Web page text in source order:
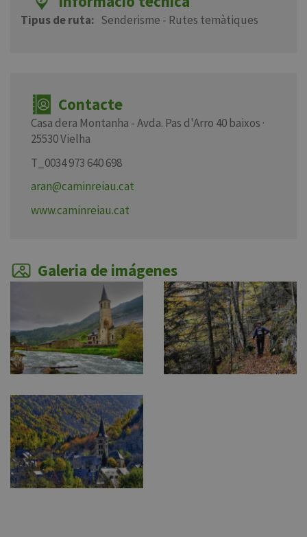
Tipus de ruta Senderisme - Rutes temàtiques
Contacte
Casa dera Montanha - Avda. Pas d'Arro 40 baixos ·
25530 Vielha
T_0034 973 640 698
aran@caminreiau.cat
www.caminreiau.cat
Galeria de imágenes